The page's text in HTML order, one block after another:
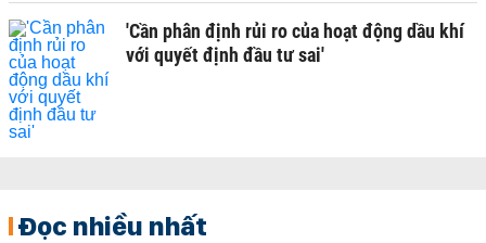
'Cần phân định rủi ro của hoạt động dầu khí
với quyết định đầu tư sai'
Đọc nhiều nhất